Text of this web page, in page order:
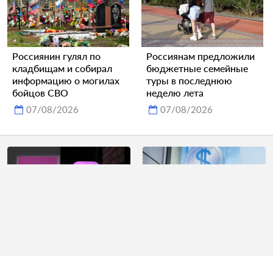
Россиянин гулял по
кладбищам и собирал
информацию о могилах
бойцов СВО
07/08/2026
Россиянам предложили
бюджетные семейные
туры в последнюю
неделю лета
07/08/2026